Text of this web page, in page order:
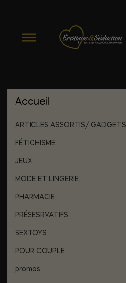
Accueil
ARTICLES ASSORTIS/ GADGETS
FÉTICHISME
JEUX
MODE ET LINGERIE
PHARMACIE
PRÉSESRVATIFS
SEXTOYS
POUR COUPLE
promos